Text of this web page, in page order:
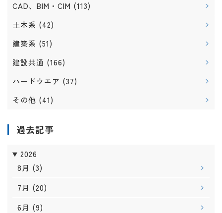
CAD、BIM・CIM (113)
土木系 (42)
建築系 (51)
建設共通 (166)
ハードウエア (37)
その他 (41)
過去記事
2026
8月 (3)
7月 (20)
6月 (9)